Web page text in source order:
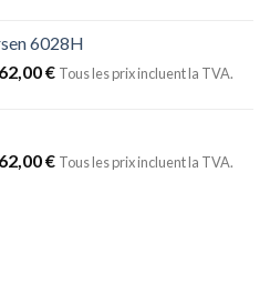
6028H
€ Tous les prix incluent la TVA.
€ Tous les prix incluent la TVA.